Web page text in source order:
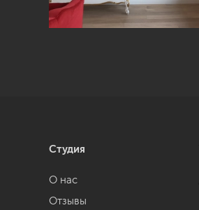
Студия
О нас
Отзывы